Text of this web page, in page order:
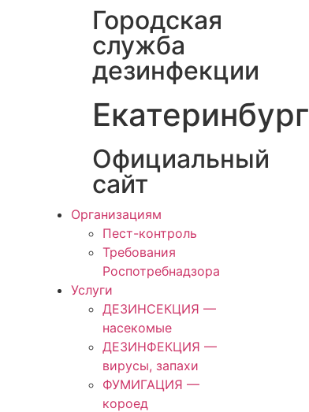
Городская
служба
дезинфекции
Екатеринбург
Официальный
сайт
Организациям
Пест-контроль
Требования
Роспотребнадзора
Услуги
ДЕЗИНСЕКЦИЯ —
насекомые
ДЕЗИНФЕКЦИЯ —
вирусы, запахи
ФУМИГАЦИЯ —
короед